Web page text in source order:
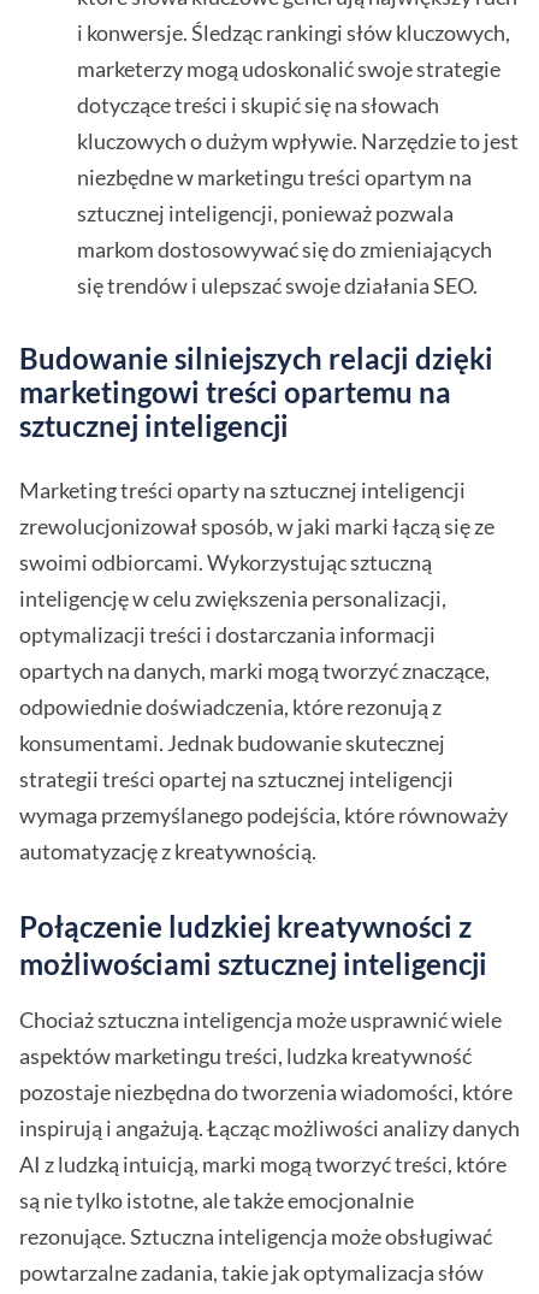
i konwersje. Śledząc rankingi słów kluczowych,
marketerzy mogą udoskonalić swoje strategie
dotyczące treści i skupić się na słowach
kluczowych o dużym wpływie. Narzędzie to jest
niezbędne w marketingu treści opartym na
sztucznej inteligencji, ponieważ pozwala
markom dostosowywać się do zmieniających
się trendów i ulepszać swoje działania SEO.
Budowanie silniejszych relacji dzięki
marketingowi treści opartemu na
sztucznej inteligencji
Marketing treści oparty na sztucznej inteligencji
zrewolucjonizował sposób, w jaki marki łączą się ze
swoimi odbiorcami. Wykorzystując sztuczną
inteligencję w celu zwiększenia personalizacji,
optymalizacji treści i dostarczania informacji
opartych na danych, marki mogą tworzyć znaczące,
odpowiednie doświadczenia, które rezonują z
konsumentami. Jednak budowanie skutecznej
strategii treści opartej na sztucznej inteligencji
wymaga przemyślanego podejścia, które równoważy
automatyzację z kreatywnością.
Połączenie ludzkiej kreatywności z
możliwościami sztucznej inteligencji
Chociaż sztuczna inteligencja może usprawnić wiele
aspektów marketingu treści, ludzka kreatywność
pozostaje niezbędna do tworzenia wiadomości, które
inspirują i angażują. Łącząc możliwości analizy danych
AI z ludzką intuicją, marki mogą tworzyć treści, które
są nie tylko istotne, ale także emocjonalnie
rezonujące. Sztuczna inteligencja może obsługiwać
powtarzalne zadania, takie jak optymalizacja słów